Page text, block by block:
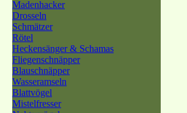
Madenhacker
Drosseln
Schmätzer
Rötel
Heckensänger & Schamas
Fliegenschnäpper
Blauschnäpper
Wasseramseln
Blattvögel
Mistelfresser